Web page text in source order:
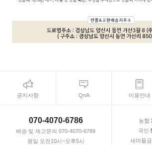
공지사항 QnA 이용안내
070-4070-6786
배송 및 재고문의 070-4070-6789
평일 오전10시~오후5시
농협
국민
새마을